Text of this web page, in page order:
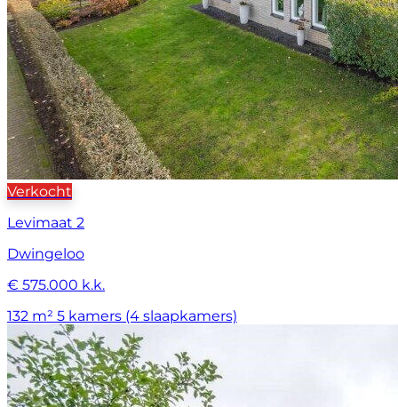
Verkocht
Levimaat 2
Dwingeloo
€ 575.000 k.k.
132 m² 5 kamers (4 slaapkamers)